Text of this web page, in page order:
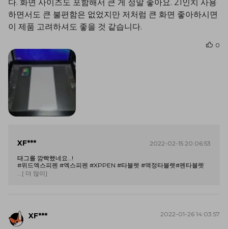
다. 화면 사이즈도 포함해서 큰 게 정말 좋아요. 21인치 사용
하면서도 큰 불편함은 없었지만 저처럼 큰 화면 좋아하시면
이 제품 고려하셔도 좋을 것 같습니다.
0
XF***
2022-02-15 20:06:53
태그를 깜빡했네요…!
#위드엑스피펜 #엑스피펜 #XPPEN #타블렛 #액정타블렛#펜타블렛
...[ 더 많이]
XF*** 2022-01-26 14:03:57